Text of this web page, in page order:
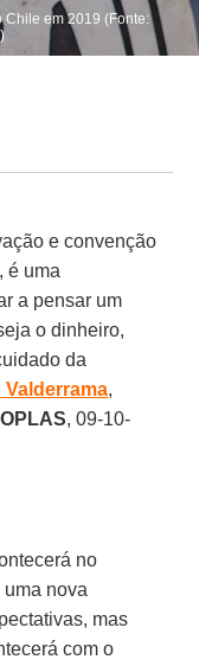
Chile em 2019 (Fonte:
e convenção
é uma
a pensar um
o dinheiro,
da
Valderrama,
OPLAS, 09-10-
no
nova
mas
com o